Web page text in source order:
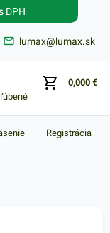
lumax@lumax.sk
DPH
0,000 €
Registrácia